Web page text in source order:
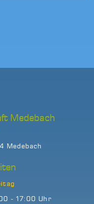
Medebach
Medebach
- 17:00 Uhr